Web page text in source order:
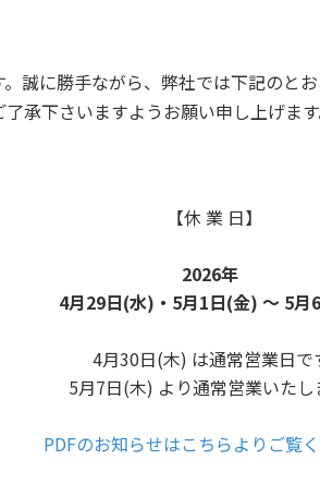
誠に勝手ながら、 弊社では下記のと
承下さいますようお願い申し上げます
【休 業 日】
2026年
4月29日(水)・ 5月1日(金) ～ 5月
4月30日(木) は通常営業日で
5月7日(木) より通常営業いたし
PDFのお知らせはこちらよりご覧く